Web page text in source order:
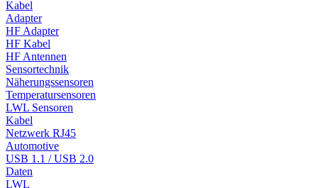
Kabel
Adapter
HF Adapter
HF Kabel
HF Antennen
Sensortechnik
Näherungssensoren
Temperatursensoren
LWL Sensoren
Kabel
Netzwerk RJ45
Automotive
USB 1.1 / USB 2.0
Daten
LWL